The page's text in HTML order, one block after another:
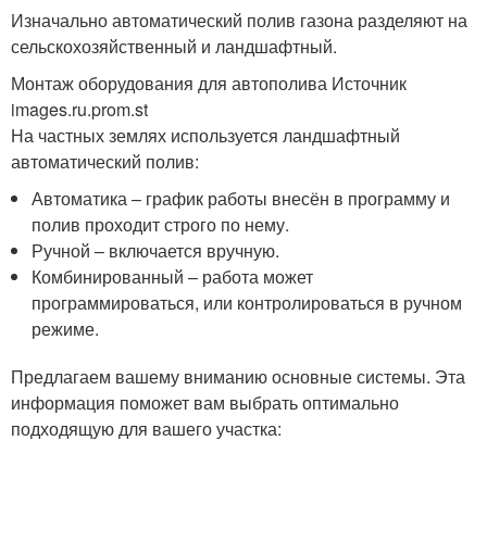
Изначально автоматический полив газона разделяют на
сельскохозяйственный и ландшафтный.
Монтаж оборудования для автополива Источник
images.ru.prom.st
На частных землях используется ландшафтный
автоматический полив:
Автоматика – график работы внесён в программу и
полив проходит строго по нему.
Ручной – включается вручную.
Комбинированный – работа может
программироваться, или контролироваться в ручном
режиме.
Предлагаем вашему вниманию основные системы. Эта
информация поможет вам выбрать оптимально
подходящую для вашего участка: